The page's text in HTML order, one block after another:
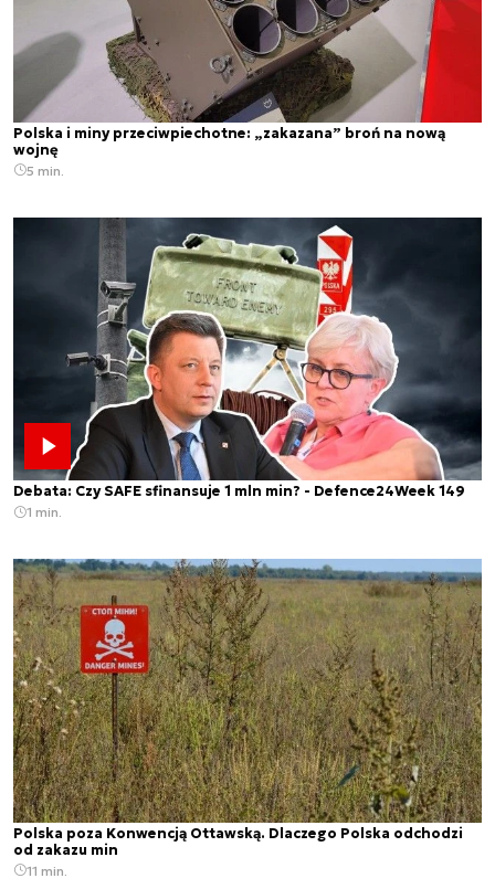
Polska i miny przeciwpiechotne: „zakazana” broń na nową
wojnę
5 min.
Debata: Czy SAFE sfinansuje 1 mln min? - Defence24Week 149
1 min.
Polska poza Konwencją Ottawską. Dlaczego Polska odchodzi
od zakazu min
11 min.